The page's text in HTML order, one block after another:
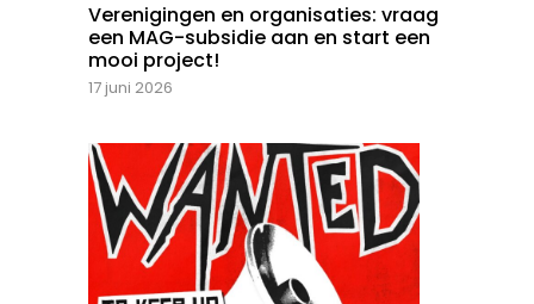
Verenigingen en organisaties: vraag
een MAG-subsidie aan en start een
mooi project!
17 juni 2026